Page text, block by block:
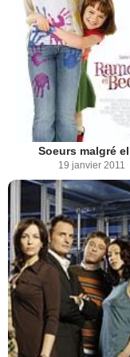
Soeurs malgré
19 janvier 2011